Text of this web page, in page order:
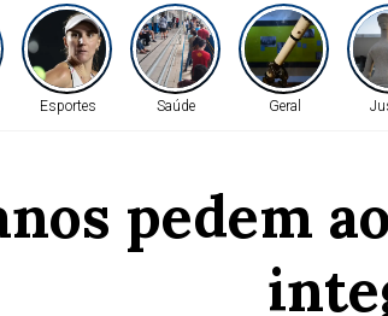
Esportes Saúde Geral
pedem